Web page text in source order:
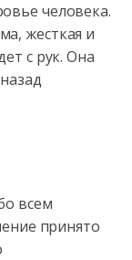
человека.
жесткая и
с рук. Она
всем
принято